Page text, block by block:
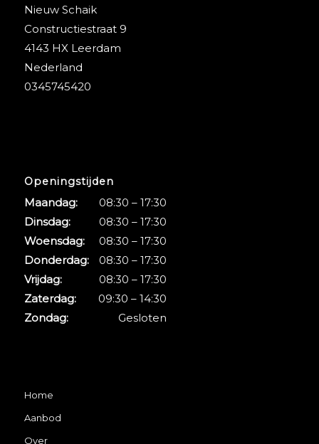
Nieuw Schaik
Constructiestraat 9
4143 HX Leerdam
Nederland
0345745420
Openingstijden
Maandag:
08:30 – 17:30
Dinsdag:
08:30 – 17:30
Woensdag:
08:30 – 17:30
Donderdag:
08:30 – 17:30
Vrijdag:
08:30 – 17:30
Zaterdag:
09:30 – 14:30
Zondag:
Gesloten
Home
Aanbod
Over